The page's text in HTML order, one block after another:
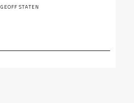
GEOFF STATEN